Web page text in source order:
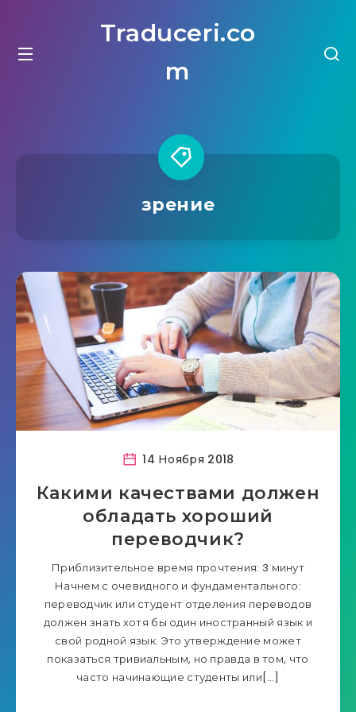
Traduceri.co
m
зрение
14 Ноября 2018
Какими качествами должен
обладать хороший
переводчик?
Приблизительное время прочтения: 3 минут
Начнем с очевидного и фундаментального:
переводчик или студент отделения переводов
должен знать хотя бы один иностранный язык и
свой родной язык. Это утверждение может
показаться тривиальным, но правда в том, что
часто начинающие студенты или[…]